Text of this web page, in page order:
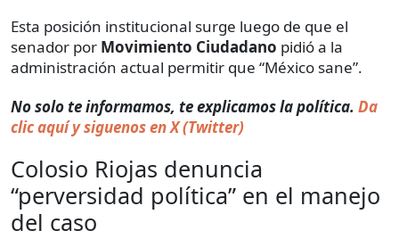
Esta posición institucional surge luego de que el
senador por Movimiento Ciudadano pidió a la
administración actual permitir que “México sane”.
No solo te informamos, te explicamos la política. Da
clic aquí y siguenos en X (Twitter)
Colosio Riojas denuncia
“perversidad política” en el manejo
del caso